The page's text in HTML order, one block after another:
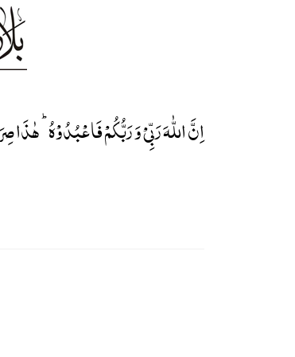
اِنَّ اللّٰہَ رَبِّیۡ وَ رَبُّکُمۡ فَاعۡبُدُوۡہُ ؕ ہٰذَا